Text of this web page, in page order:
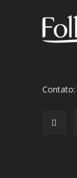
Contato: